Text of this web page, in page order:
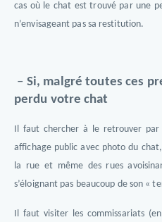
cas où le chat est trouvé par une
n’envisageant pas sa restitution.
– Si, malgré toutes ces
perdu votre chat
Il faut chercher à le retrouver par
affichage public avec photo du
la rue et même des rues
s’éloignant pas beaucoup de son «
Il faut visiter les commissariats